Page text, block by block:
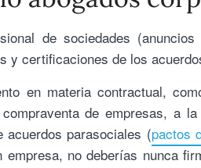
de sociedades
y certificaciones de los
en materia contractual,
de empresas, a
parasociales (pactos
no deberías nunca